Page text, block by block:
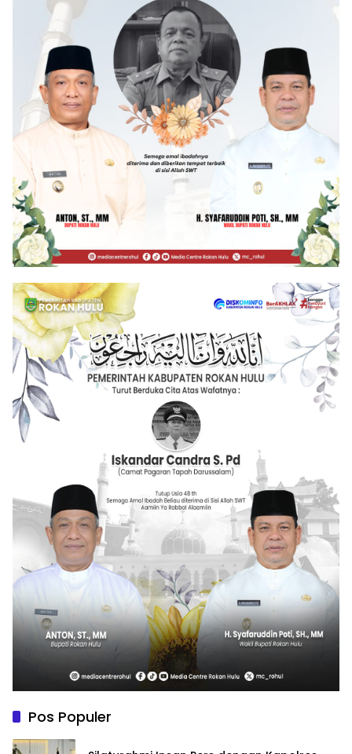
Pos Populer